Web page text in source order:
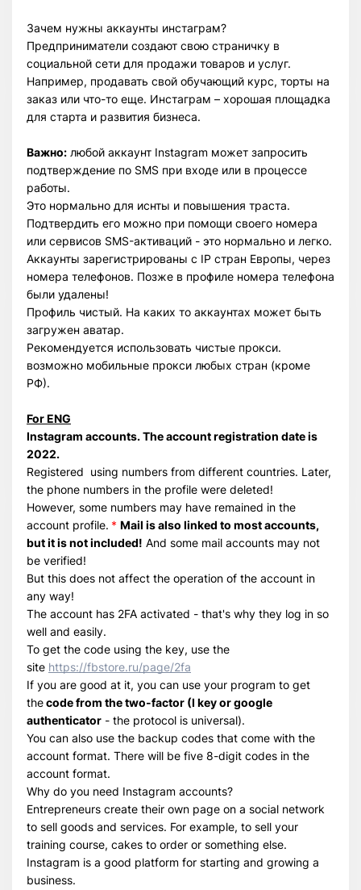
Зачем нужны аккаунты инстаграм?
Предприниматели создают свою страничку в
социальной сети для продажи товаров и услуг.
Например, продавать свой обучающий курс, торты на
заказ или что-то еще. Инстаграм – хорошая площадка
для старта и развития бизнеса.
Важно: любой аккаунт Instagram может запросить
подтверждение по SMS при входе или в процессе
работы.
Это нормально для иснты и повышения траста.
Подтвердить его можно при помощи своего номера
или сервисов SMS-активаций - это нормально и легко.
Аккаунты зарегистрированы с IP стран Европы, через
номера телефонов. Позже в профиле номера телефона
были удалены!
Профиль чистый. На каких то аккаунтах может быть
загружен аватар.
Рекомендуется использовать чистые прокси.
возможно мобильные прокси любых стран (кроме
РФ).
For ENG
Instagram accounts. The account registration date is
2022.
Registered using numbers from different countries. Later,
the phone numbers in the profile were deleted!
However, some numbers may have remained in the
account profile. * Mail is also linked to most accounts,
but it is not included! And some mail accounts may not
be verified!
But this does not affect the operation of the account in
any way!
The account has 2FA activated - that's why they log in so
well and easily.
To get the code using the key, use the
site https://fbstore.ru/page/2fa
If you are good at it, you can use your program to get
thecode from the two-factor (I key or google
authenticator - the protocol is universal).
You can also use the backup codes that come with the
account format. There will be five 8-digit codes in the
account format.
Why do you need Instagram accounts?
Entrepreneurs create their own page on a social network
to sell goods and services. For example, to sell your
training course, cakes to order or something else.
Instagram is a good platform for starting and growing a
business.
Всего позиций в корзине
Всего товара в корзине
Сумма к оплате (без скидок)
$